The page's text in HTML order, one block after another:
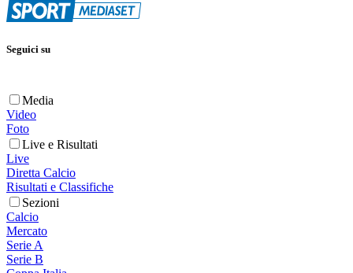
Seguici su
Media
Video
Foto
Live e Risultati
Live
Diretta Calcio
Risultati e Classifiche
Sezioni
Calcio
Mercato
Serie A
Serie B